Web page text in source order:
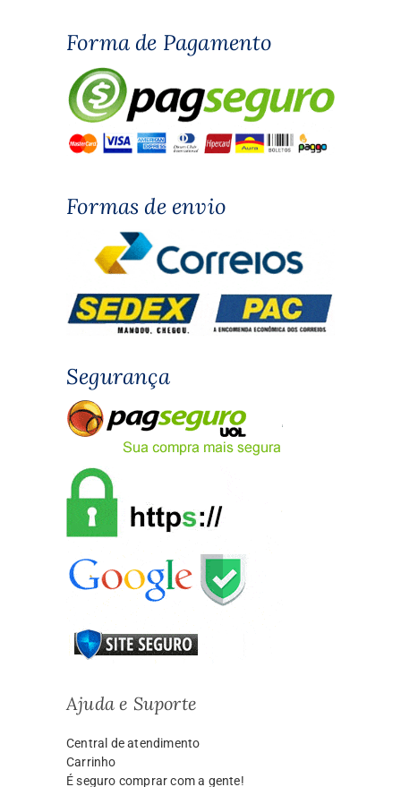
Forma de Pagamento
Formas de envio
Segurança
Ajuda e Suporte
Central de atendimento
Carrinho
É seguro comprar com a gente!